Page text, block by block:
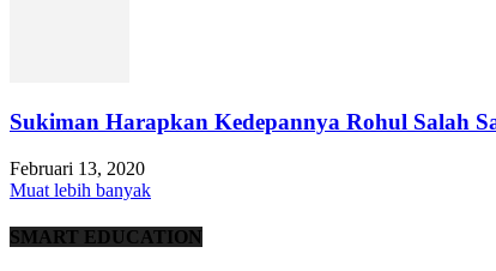
Sukiman Harapkan Kedepannya Rohul Salah
Februari 13, 2020
Muat lebih banyak
SMART EDUCATION